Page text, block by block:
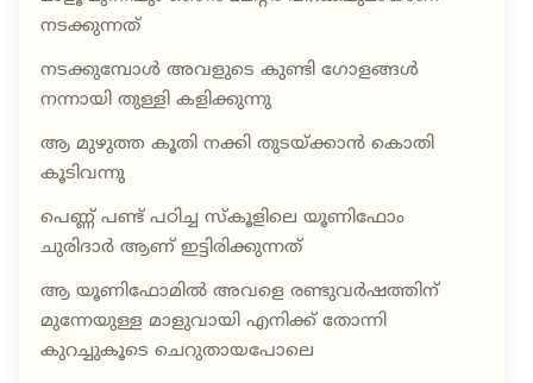
നടക്കുന്നത്
നടക്കുമ്പോൾ അവളുടെ കുണ്ടി ഗോളങ്ങൾ
നന്നായി തുള്ളി കളിക്കുന്നു
ആ മുഴുത്ത കൂതി നക്കി തുടയ്ക്കാൻ കൊതി
കൂടിവന്നു
പെണ്ണ് പണ്ട് പഠിച്ച സ്കൂളിലെ യൂണിഫോം
ചുരിദാർ ആണ് ഇട്ടിരിക്കുന്നത്
ആ യൂണിഫോമിൽ അവളെ രണ്ടുവർഷത്തിന്
മുന്നേയുള്ള മാളുവായി എനിക്ക് തോന്നി
കുറച്ചുകൂടെ ചെറുതായപോലെ